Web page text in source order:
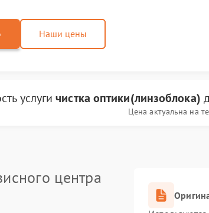
Наши цены
услугичистка оптики(линзоблока)
Цена актуальна на
центра